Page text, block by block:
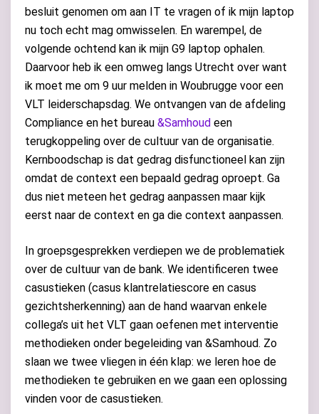
besluit genomen om aan IT te vragen of ik mijn laptop
nu toch echt mag omwisselen. En warempel, de
volgende ochtend kan ik mijn G9 laptop ophalen.
Daarvoor heb ik een omweg langs Utrecht over want
ik moet me om 9 uur melden in Woubrugge voor een
VLT leiderschapsdag. We ontvangen van de afdeling
Compliance en het bureau &Samhoud een
terugkoppeling over de cultuur van de organisatie.
Kernboodschap is dat gedrag disfunctioneel kan zijn
omdat de context een bepaald gedrag oproept. Ga
dus niet meteen het gedrag aanpassen maar kijk
eerst naar de context en ga die context aanpassen.
In groepsgesprekken verdiepen we de problematiek
over de cultuur van de bank. We identificeren twee
casustieken (casus klantrelatiescore en casus
gezichtsherkenning) aan de hand waarvan enkele
collega’s uit het VLT gaan oefenen met interventie
methodieken onder begeleiding van &Samhoud. Zo
slaan we twee vliegen in één klap: we leren hoe de
methodieken te gebruiken en we gaan een oplossing
vinden voor de casustieken.